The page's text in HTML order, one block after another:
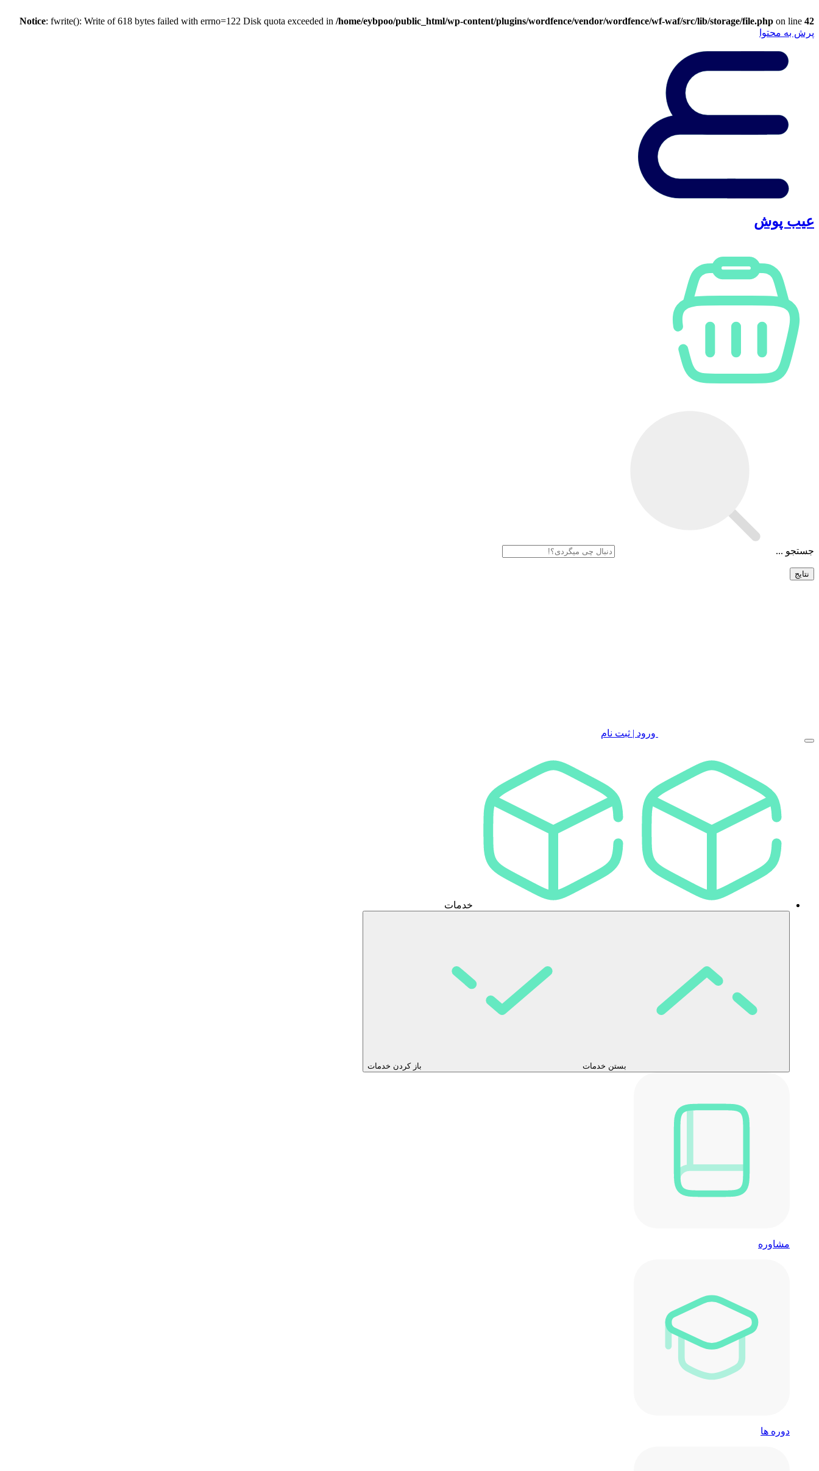
Notice: fwrite(): Write of 618 bytes failed with errno=122 Disk quota exceeded in /home/eybpoo/public_html/wp-content/plugins/wordfence/vendor/wordfence/wf-waf/src/lib/storage/file.php on line 42
پرش به محتوا
عیب پوش
جستجو ...
نتایج
ورود | ثبت نام
خدمات
بستن خدمات باز کردن خدمات
مشاوره
دوره ها